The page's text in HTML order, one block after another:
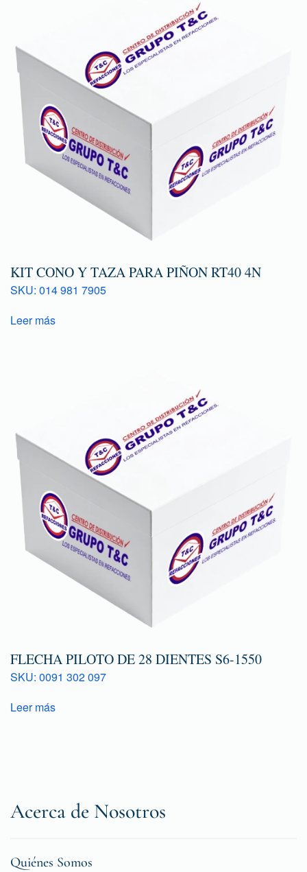
KIT CONO Y TAZA PARA PIÑON RT40 4N
SKU: 014 981 7905
Leer más
FLECHA PILOTO DE 28 DIENTES S6-1550
SKU: 0091 302 097
Leer más
Acerca de Nosotros
Quiénes Somos